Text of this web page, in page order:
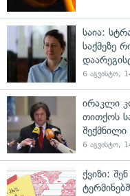
საია:
საქმეზე
6 აგვისტო,
ირაკლი
თითქოს
6 აგვისტო,
ქვიზი: